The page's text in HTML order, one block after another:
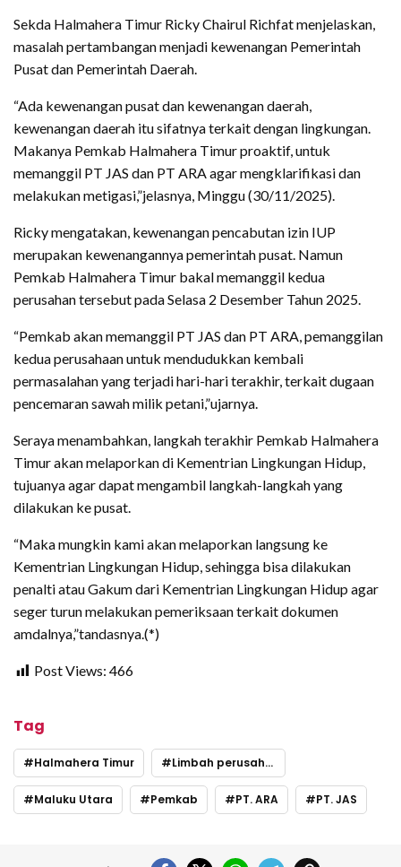
Sekda Halmahera Timur Ricky Chairul Richfat menjelaskan,
masalah pertambangan menjadi kewenangan Pemerintah
Pusat dan Pemerintah Daerah.
“Ada kewenangan pusat dan kewenangan daerah,
kewenangan daerah itu sifatnya terkait dengan lingkungan.
Makanya Pemkab Halmahera Timur proaktif, untuk
memanggil PT JAS dan PT ARA agar mengklarifikasi dan
melakukan metigasi,”jelasnya, Minggu (30/11/2025).
Ricky mengatakan, kewenangan pencabutan izin IUP
merupakan kewenangannya pemerintah pusat. Namun
Pemkab Halmahera Timur bakal memanggil kedua
perusahan tersebut pada Selasa 2 Desember Tahun 2025.
“Pemkab akan memanggil PT JAS dan PT ARA, pemanggilan
kedua perusahaan untuk mendudukkan kembali
permasalahan yang terjadi hari-hari terakhir, terkait dugaan
pencemaran sawah milik petani,”ujarnya.
Seraya menambahkan, langkah terakhir Pemkab Halmahera
Timur akan melaporkan di Kementrian Lingkungan Hidup,
tujuanya agar dapat mengambil langkah-langkah yang
dilakukan ke pusat.
“Maka mungkin kami akan melaporkan langsung ke
Kementrian Lingkungan Hidup, sehingga bisa dilakukan
penalti atau Gakum dari Kementrian Lingkungan Hidup agar
seger turun melakukan pemeriksaan terkait dokumen
amdalnya,”tandasnya.(*)
Post Views: 466
Tag
Halmahera Timur Limbah perusahaan
Maluku Utara Pemkab PT. ARA PT. JAS